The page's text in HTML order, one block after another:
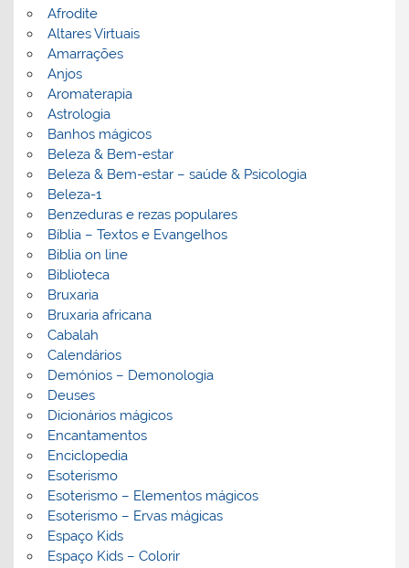
Afrodite
Altares Virtuais
Amarrações
Anjos
Aromaterapia
Astrologia
Banhos mágicos
Beleza & Bem-estar
Beleza & Bem-estar – saúde & Psicologia
Beleza-1
Benzeduras e rezas populares
Bíblia – Textos e Evangelhos
Biblia on line
Biblioteca
Bruxaria
Bruxaria africana
Cabalah
Calendários
Demónios – Demonologia
Deuses
Dicionários mágicos
Encantamentos
Enciclopedia
Esoterismo
Esoterismo – Elementos mágicos
Esoterismo – Ervas mágicas
Espaço Kids
Espaço Kids – Colorir